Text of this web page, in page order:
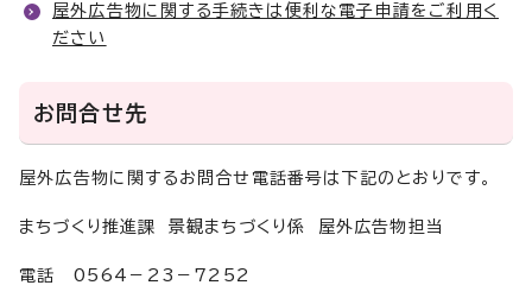
屋外広告物に関する手続きは便利な電子申請をご利用く
ださい
お問合せ先
屋外広告物に関するお問合せ電話番号は下記のとおりです。
まちづくり推進課 景観まちづくり係 屋外広告物担当
電話 0564－23－7252